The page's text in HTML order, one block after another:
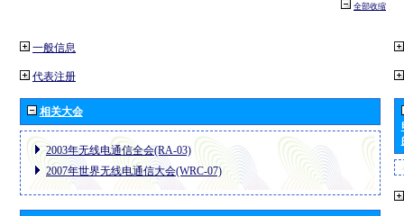
全部收缩
一般信息
代表注册
相关大会
2003年无线电通信全会(RA-03)
2007年世界无线电通信大会(WRC-07)